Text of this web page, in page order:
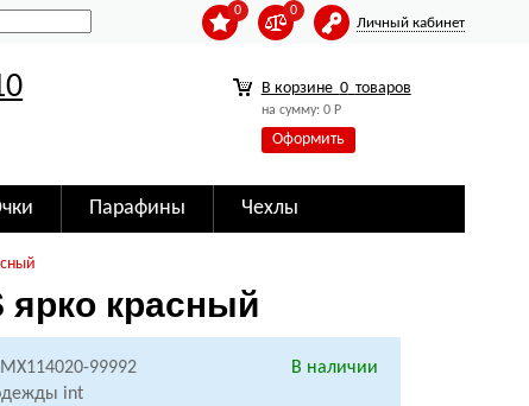
Личный кабинет
0
0
В корзине 0 товаров
на сумму: 0Р
Оформить
Парафины Чехлы
ярко красный
99992
В наличии
int